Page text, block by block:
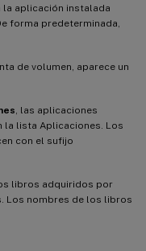
aplicación instalada
forma predeterminada,
de volumen, aparece un
, las aplicaciones
la lista Aplicaciones. Los
con el sufijo
libros adquiridos por
Los nombres de los libros